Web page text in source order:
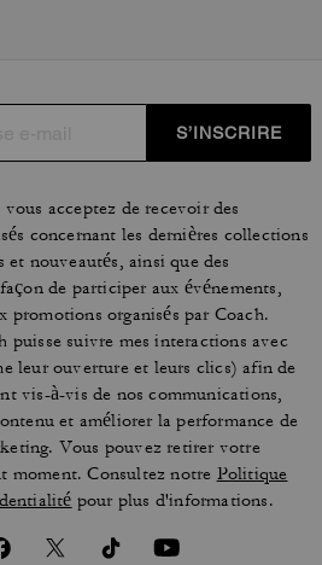
S’INSCRIRE
acceptez de recevoir des
concernant les dernières collections
et nouveautés, ainsi que des
de participer aux événements,
promotions organisés par Coach.
puisse suivre mes interactions avec
leur ouverture et leurs clics) afin de
vis-à-vis de nos communications,
et améliorer la performance de
Vous pouvez retirer votre
moment. Consultez notre Politique
pour plus d'informations.